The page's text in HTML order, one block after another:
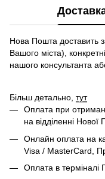
Нова Пошта доставить
Вашого міста),
нашого консультанта
Більш детально, тут
Оплата при
на відділенні
Онлайн оплата на
Visa / MasterCard,
Оплата в терміналі